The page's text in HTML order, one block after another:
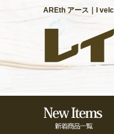
AREth アース｜I